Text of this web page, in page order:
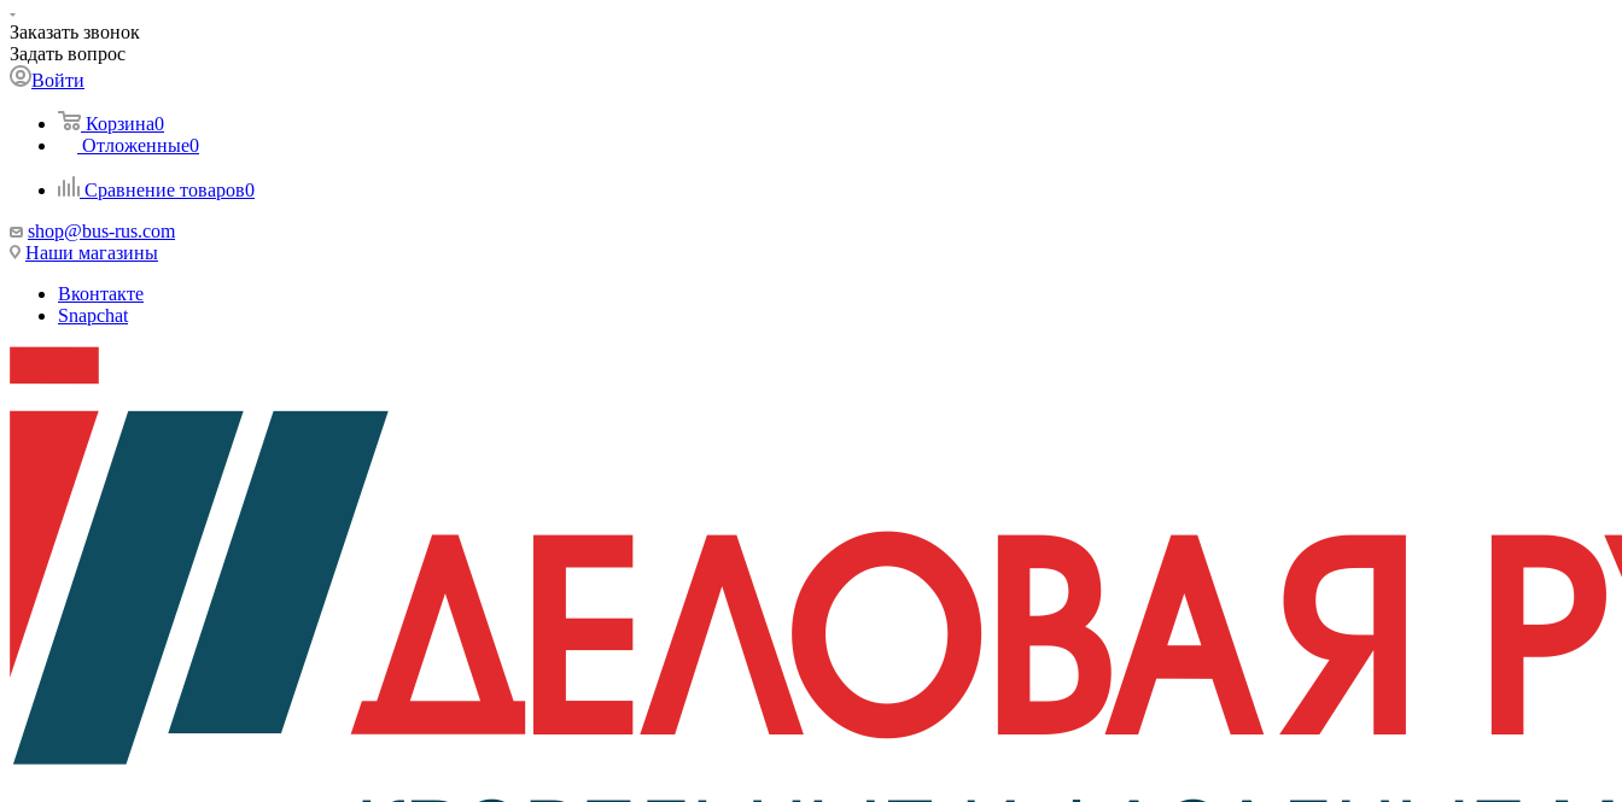
Заказать звонок
Задать вопрос
Войти
Корзина0
Отложенные0
Сравнение товаров0
shop@bus-rus.com
Наши магазины
Вконтакте
Snapchat